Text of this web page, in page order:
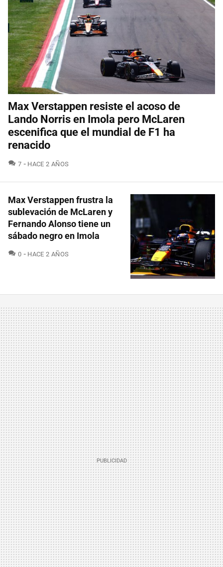
Max Verstappen resiste el acoso de
Lando Norris en Imola pero McLaren
escenifica que el mundial de F1 ha
renacido
7 COMENTARIOS
HACE 2 AÑOS
Max Verstappen frustra la
sublevación de McLaren y
Fernando Alonso tiene un
sábado negro en Imola
0 COMENTARIOS
HACE 2 AÑOS